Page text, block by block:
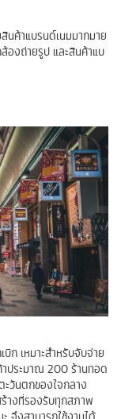
นค้าแบรนด์เนมมากมาย
องถ่ายรูป และสินค้าแบ
ก เหมาะสำหรับจับจ่าย
าประมาณ 200 ร้านทอด
ะวันตกของใจกลาง
างที่รองรับทุกสภาพ